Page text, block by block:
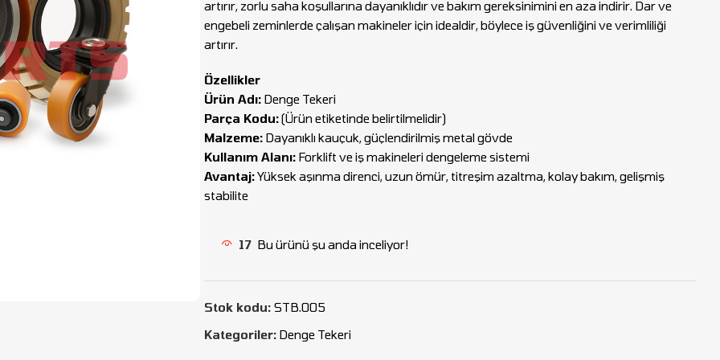
artırır, zorlu saha koşullarına dayanıklıdır ve bakım gereksinimini en aza indirir. Dar ve
engebeli zeminlerde çalışan makineler için idealdir, böylece iş güvenliğini ve verimliliği
artırır.
Özellikler
Ürün Adı: Denge Tekeri
Parça Kodu:(Ürün etiketinde belirtilmelidir)
Malzeme: Dayanıklı kauçuk, güçlendirilmiş metal gövde
Kullanım Alanı: Forklift ve iş makineleri dengeleme sistemi
Avantaj:Yüksek aşınma direnci, uzun ömür, titreşim azaltma, kolay bakım, gelişmiş
stabilite
17 Bu ürünü şu anda inceliyor!
Stok kodu: STB.005
Kategoriler: Denge Tekeri